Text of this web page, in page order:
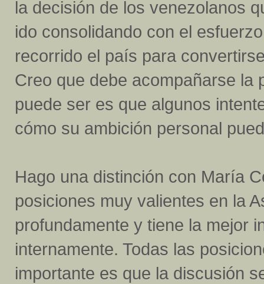
la decisión de los venezolanos
ido consolidando con el
recorrido el país para
Creo que debe acompañarse la
puede ser es que algunos
cómo su ambición personal
Hago una distinción con María
posiciones muy valientes en la
profundamente y tiene la mejor
internamente. Todas las
importante es que la discusión